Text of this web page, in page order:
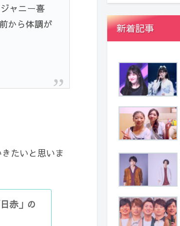
ャニー喜
から体調が
たいと思いま
赤」の
新着記事